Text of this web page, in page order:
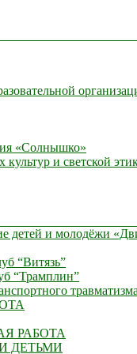
«Солнышко»
и светской
детей и молодёжи
“Витязь”
“Трамплин”
травматизма
РАБОТА
ДЕТЬМИ